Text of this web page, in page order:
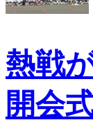
熱戦
開会